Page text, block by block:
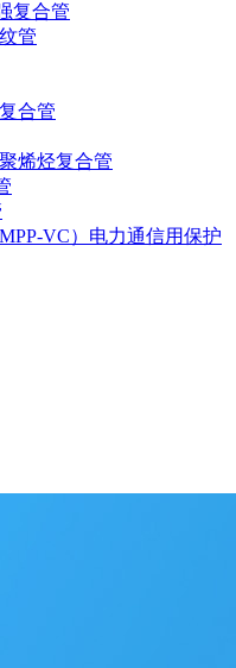
复合管
管
合管
烯烃复合管
VC）电力通信用保护